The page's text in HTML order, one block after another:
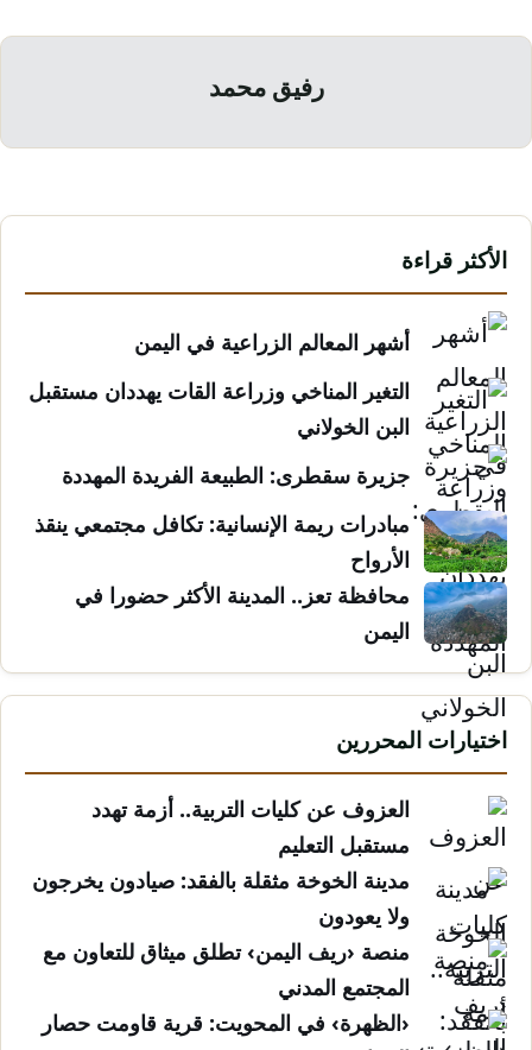
رفيق محمد
الأكثر قراءة
أشهر المعالم الزراعية في اليمن
التغير المناخي وزراعة القات يهددان مستقبل
البن الخولاني
جزيرة سقطرى: الطبيعة الفريدة المهددة
مبادرات ريمة الإنسانية: تكافل مجتمعي ينقذ
الأرواح
محافظة تعز.. المدينة الأكثر حضورا في
اليمن
اختيارات المحررين
العزوف عن كليات التربية.. أزمة تهدد
مستقبل التعليم
مدينة الخوخة مثقلة بالفقد: صيادون يخرجون
ولا يعودون
منصة ‹ريف اليمن› تطلق ميثاق للتعاون مع
المجتمع المدني
‹الظهرة› في المحويت: قرية قاومت حصار